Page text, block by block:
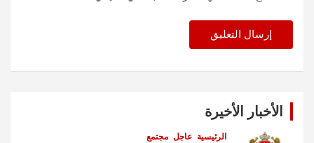
الأخبار الأخيرة
الرئيسية عاجل مجتمع